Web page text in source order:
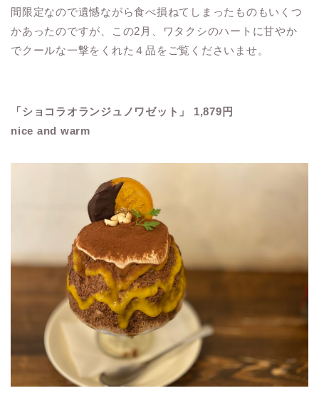
間限定なので遺憾ながら食べ損ねてしまったものもいくつ
かあったのですが、この2月、ワタクシのハートに甘やか
でクールな一撃をくれた４品をご覧くださいませ。
「ショコラオランジュノワゼット」 1,879円
nice and warm